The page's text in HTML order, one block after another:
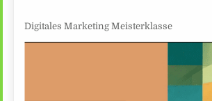
Digitales Marketing Meisterklasse